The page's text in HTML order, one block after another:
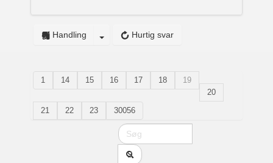
Hurtig svar
Handling
1 14 15 16 17 18
19
20
21
22 23 30056